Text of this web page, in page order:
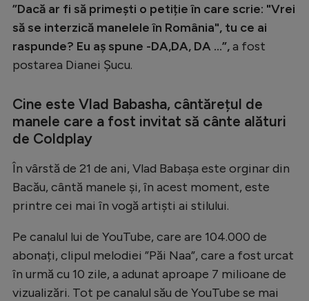
”Dacă ar fi să primești o petiție în care scrie: "Vrei
să se interzică manelele în România", tu ce ai
raspunde? Eu aș spune -DA,DA, DA …”,a fost
postarea Dianei Șucu.
Cine este Vlad Babasha, cântărețul de
manele care a fost invitat să cânte alături
de Coldplay
În vârstă de 21 de ani, Vlad Babașa este orginar din
Bacău, cântă manele și, în acest moment, este
printre cei mai în vogă artiști ai stilului.
Pe canalul lui de YouTube, care are 104.000 de
abonați, clipul melodiei ”Păi Naa”, care a fost urcat
în urmă cu 10 zile, a adunat aproape 7 milioane de
vizualizări. Tot pe canalul său de YouTube se mai